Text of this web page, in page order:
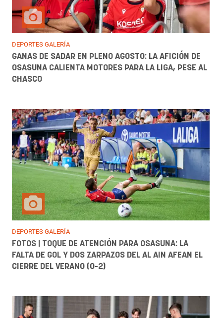
DEPORTES GALERÍA
GANAS DE SADAR EN PLENO AGOSTO: LA AFICIÓN DE
OSASUNA CALIENTA MOTORES PARA LA LIGA, PESE AL
CHASCO
DEPORTES GALERÍA
FOTOS | TOQUE DE ATENCIÓN PARA OSASUNA: LA
FALTA DE GOL Y DOS ZARPAZOS DEL AL AIN AFEAN EL
CIERRE DEL VERANO (0-2)